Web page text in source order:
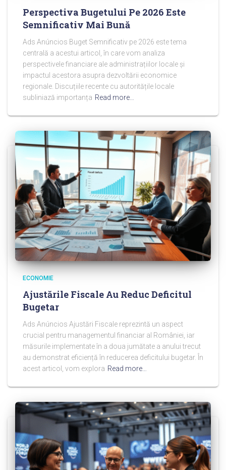
Perspectiva Bugetului Pe 2026 Este
Semnificativ Mai Bună
Ads Anúncios Buget Semnificativ pe 2026 este tema
centrală a acestui articol, în care vom analiza
perspectivele financiare ale administrațiilor locale și
impactul acestora asupra dezvoltării economice
regionale. Discuțiile recente cu autoritățile locale
subliniază importanța Read more…
ECONOMIE
Ajustările Fiscale Au Reduc Deficitul
Bugetar
Ads Anúncios Ajustări Fiscale reprezintă un aspect
crucial pentru managementul financiar al României, iar
măsurile implementate în a doua jumătate a anului trecut
au demonstrat eficiență în reducerea deficitului bugetar. În
acest articol, vom explora Read more…